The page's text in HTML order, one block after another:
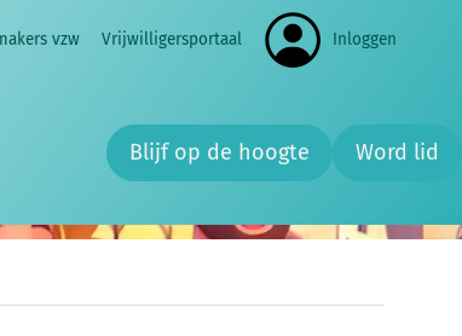
Blijf op de hoogte Word lid
vzw Vrijwilligersportaal Inloggen